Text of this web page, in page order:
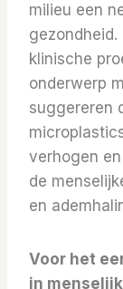
milieu een
klinische
onderwerp
suggereren
verhogen
de
en
Voor het
in